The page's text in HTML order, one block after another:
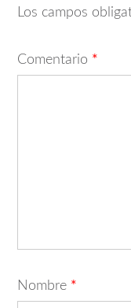
Los campos
Comentario *
Nombre *